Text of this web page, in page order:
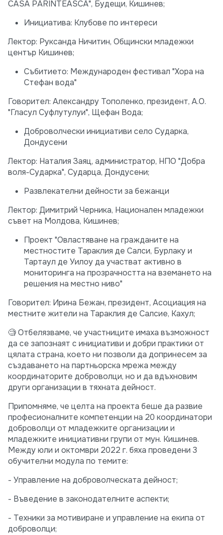
CASA PĂRINTEASCĂ", Будещи, Кишинев;
Инициатива: Клубове по интереси
Лектор: Руксанда Ничитин, Общински младежки
център Кишинев;
Събитието: Международен фестивал "Хора на
Стефан вода"
Говорител: Александру Тополенко, президент, А.О.
"Гласул Суфлутулуи", Щефан Вода;
Доброволчески инициативи село Сударка,
Дондусени
Лектор: Наталия Заяц, администратор, НПО "Добра
воля-Сударка", Сударца, Дондусени;
Развлекателни дейности за бежанци
Лектор: Димитрий Черника, Национален младежки
съвет на Молдова, Кишинев;
Проект "Овластяване на гражданите на
местностите Тараклия де Салси, Бурлаку и
Тартаул де Уилоу да участват активно в
мониторинга на прозрачността на вземането на
решения на местно ниво"
Говорител: Ирина Бежан, президент, Асоциация на
местните жители на Тараклия де Салсие, Кахул;
🧐 Отбелязваме, че участниците имаха възможност
да се запознаят с инициативи и добри практики от
цялата страна, което ни позволи да допринесем за
създаването на партньорска мрежа между
координаторите доброволци, но и да вдъхновим
други организации в тяхната дейност.
Припомняме, че целта на проекта беше да развие
професионалните компетенции на 20 координатори
доброволци от младежките организации и
младежките инициативни групи от мун. Кишинев.
Между юли и октомври 2022 г. бяха проведени 3
обучителни модула по темите:
- Управление на доброволческата дейност;
- Въведение в законодателните аспекти;
- Техники за мотивиране и управление на екипа от
доброволци;